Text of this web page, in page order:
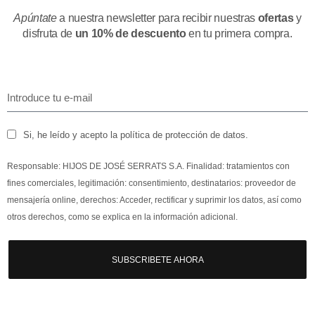
Apúntatea nuestra newsletter para recibir nuestras ofertasy
disfruta de un 10% de descuentoen tu primera compra.
Si, he leído y acepto la política de protección de datos.
Responsable: HIJOS DE JOSÉ SERRATS S.A. Finalidad: tratamientos con
fines comerciales, legitimación: consentimiento, destinatarios: proveedor de
mensajería online, derechos: Acceder, rectificar y suprimir los datos, así como
otros derechos, como se explica en la información adicional.
SUBSCRIBETE AHORA